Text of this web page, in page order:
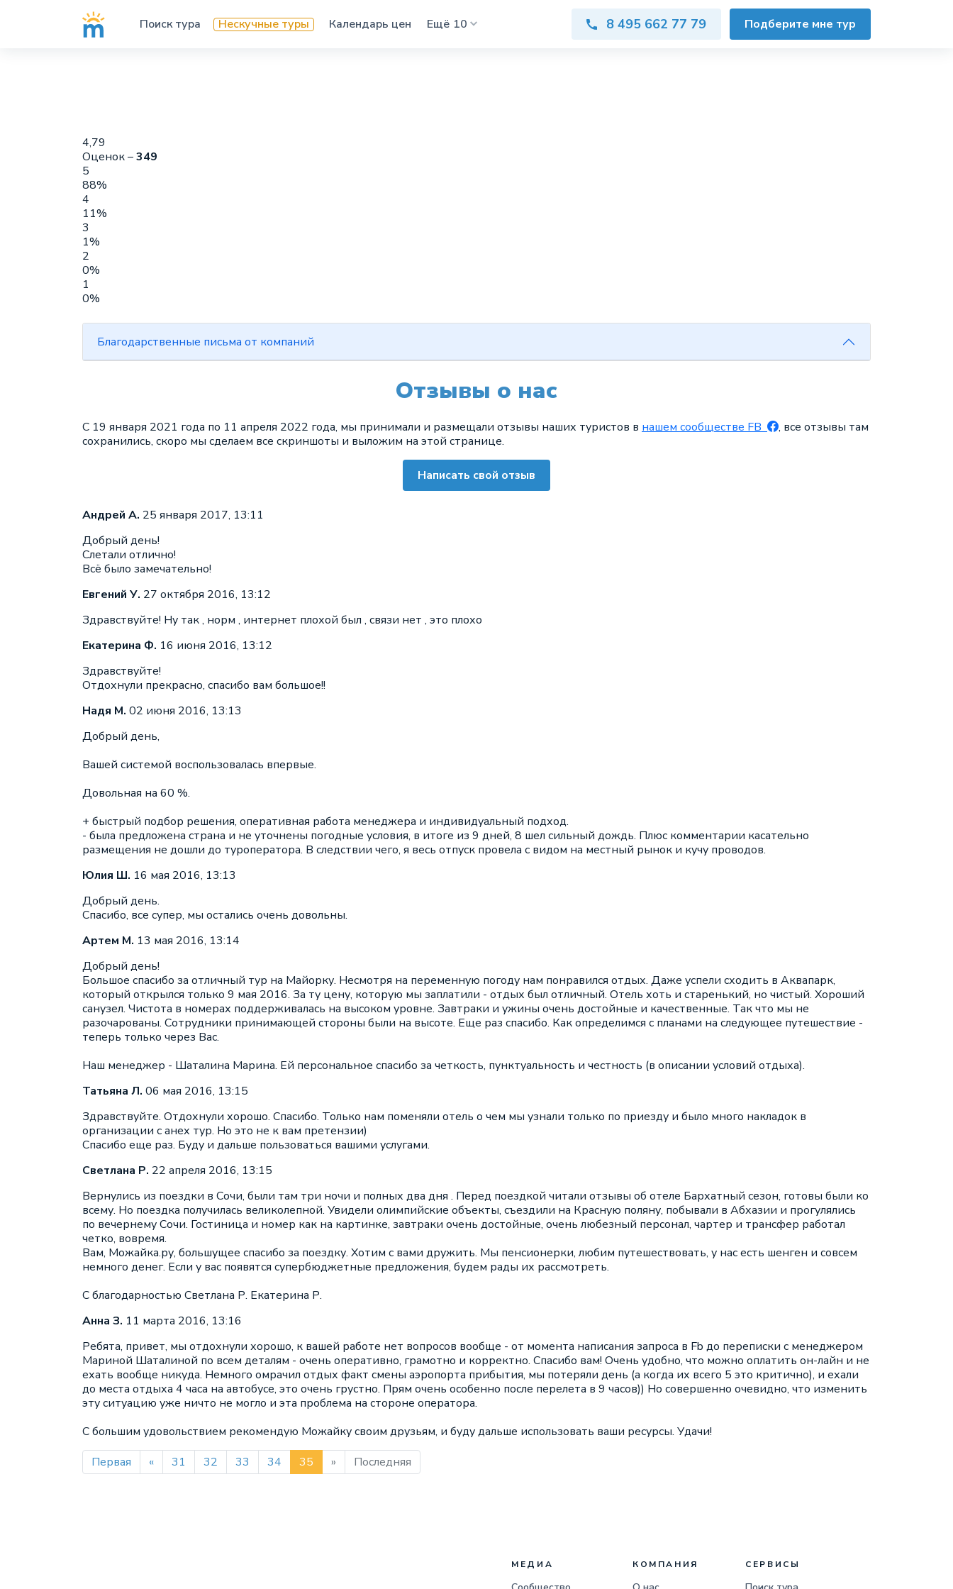
Поиск тура Нескучные туры Календарь цен Ещё 10 8 495 662 77 79 Подберите мне тур
4,79
Оценок –349
5
88%
4
11%
3
1%
2
0%
1
0%
Благодарственные письма от компаний
Отзывы о нас
C 19 января 2021 года по 11 апреля 2022 года, мы принимали и размещали отзывы наших туристов в нашем сообществе FB
, все отзывы там
сохранились, скоро мы сделаем все скриншоты и выложим на этой странице.
Написать свой отзыв
Андрей А. 25 января 2017, 13:11
Добрый день!
Слетали отлично!
Всё было замечательно!
Евгений У. 27 октября 2016, 13:12
Здравствуйте! Ну так , норм , интернет плохой был , связи нет , это плохо
Екатерина Ф. 16 июня 2016, 13:12
Здравствуйте!
Отдохнули прекрасно, спасибо вам большое!!
Надя М. 02 июня 2016, 13:13
Добрый день,
Вашей системой воспользовалась впервые.
Довольная на 60 %.
+ быстрый подбор решения, оперативная работа менеджера и индивидуальный подход.
- была предложена страна и не уточнены погодные условия, в итоге из 9 дней, 8 шел сильный дождь. Плюс комментарии касательно
размещения не дошли до туроператора. В следствии чего, я весь отпуск провела с видом на местный рынок и кучу проводов.
Юлия Ш. 16 мая 2016, 13:13
Добрый день.
Спасибо, все супер, мы остались очень довольны.
Артем М. 13 мая 2016, 13:14
Добрый день!
Большое спасибо за отличный тур на Майорку. Несмотря на переменную погоду нам понравился отдых. Даже успели сходить в Аквапарк,
который открылся только 9 мая 2016. За ту цену, которую мы заплатили - отдых был отличный. Отель хоть и старенький, но чистый. Хороший
санузел. Чистота в номерах поддерживалась на высоком уровне. Завтраки и ужины очень достойные и качественные. Так что мы не
разочарованы. Сотрудники принимающей стороны были на высоте. Еще раз спасибо. Как определимся с планами на следующее путешествие -
теперь только через Вас.
Наш менеджер - Шаталина Марина. Ей персональное спасибо за четкость, пунктуальность и честность (в описании условий отдыха).
Татьяна Л. 06 мая 2016, 13:15
Здравствуйте. Отдохнули хорошо. Спасибо. Только нам поменяли отель о чем мы узнали только по приезду и было много накладок в
организации с анех тур. Но это не к вам претензии)
Спасибо еще раз. Буду и дальше пользоваться вашими услугами.
Светлана Р. 22 апреля 2016, 13:15
Вернулись из поездки в Сочи, были там три ночи и полных два дня . Перед поездкой читали отзывы об отеле Бархатный сезон, готовы были ко
всему. Но поездка получилась великолепной. Увидели олимпийские объекты, съездили на Красную поляну, побывали в Абхазии и прогулялись
по вечернему Сочи. Гостиница и номер как на картинке, завтраки очень достойные, очень любезный персонал, чартер и трансфер работал
четко, вовремя.
Вам, Можайка.ру, большущее спасибо за поездку. Хотим с вами дружить. Мы пенсионерки, любим путешествовать, у нас есть шенген и совсем
немного денег. Если у вас появятся супербюджетные предложения, будем рады их рассмотреть.
С благодарностью Светлана Р. Екатерина Р.
Анна З. 11 марта 2016, 13:16
Ребята, привет, мы отдохнули хорошо, к вашей работе нет вопросов вообще - от момента написания запроса в Fb до переписки с менеджером
Мариной Шаталиной по всем деталям - очень оперативно, грамотно и корректно. Спасибо вам! Очень удобно, что можно оплатить он-лайн и не
ехать вообще никуда. Немного омрачил отдых факт смены аэропорта прибытия, мы потеряли день (а когда их всего 5 это критично), и ехали
до места отдыха 4 часа на автобусе, это очень грустно. Прям очень особенно после перелета в 9 часов)) Но совершенно очевидно, что изменить
эту ситуацию уже ничто не могло и эта проблема на стороне оператора.
С большим удовольствием рекомендую Можайку своим друзьям, и буду дальше использовать ваши ресурсы. Удачи!
Первая
« 31 32 33 34 35 » Последняя
МЕДИА КОМПАНИЯ СЕРВИСЫ